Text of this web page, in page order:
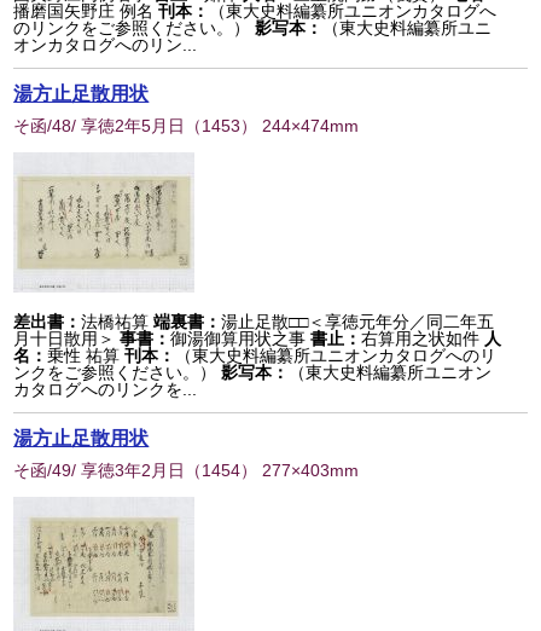
播磨国矢野庄 例名 刊本：
（東大史料編纂所ユニオンカタログへ
のリンクをご参照ください。）
影写本：
（東大史料編纂所ユニ
オンカタログへのリン...
湯方止足散用状
そ函/48/ 享徳2年5月日 （1453） 244×474mm
差出書：法橋祐算 端裏書：湯止足散□□＜享徳元年分／同二年五
月十日散用＞ 事書：御湯御算用状之事 書止：右算用之状如件 人
名：乗性 祐算 刊本：
（東大史料編纂所ユニオンカタログへのリ
ンクをご参照ください。）
影写本：
（東大史料編纂所ユニオン
カタログへのリンクを...
湯方止足散用状
そ函/49/ 享徳3年2月日 （1454） 277×403mm